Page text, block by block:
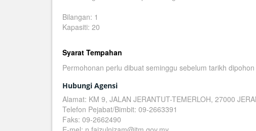
Bilangan: 1
Kapasiti: 20
Syarat Tempahan
Permohonan perlu dibuat seminggu sebelum tarikh dipohon
Hubungi Agensi
Alamat: KM 9, JALAN JERANTUT-TEMERLOH, 27000
Telefon Pejabat/Bimbit: 09-2663391
Faks: 09-2662490